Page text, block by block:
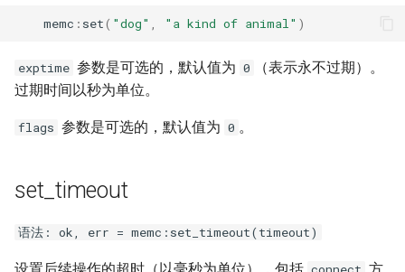
nftset-access
njs
passenger
perl
memc : set( "dog" "a kind of animal" )
exptime 参数是可选的，默认值为 0
（表示永不过期）。
过期时间以秒为单位。
flags 参数是可选的，默认值为 0 。
set_timeout
语法: ok, err = memc:set_timeout(timeout)